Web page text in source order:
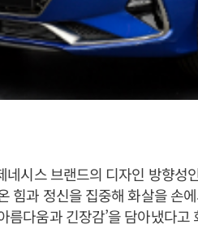
네시스 브랜드의 디자인 방향성
힘과 정신을 집중해 화살을 손
름다움과 긴장감’을 담아냈다고